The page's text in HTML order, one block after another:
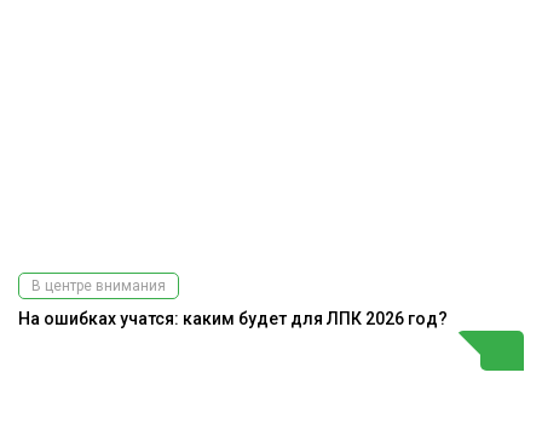
В центре внимания
На ошибках учатся: каким будет для ЛПК 2026 год?